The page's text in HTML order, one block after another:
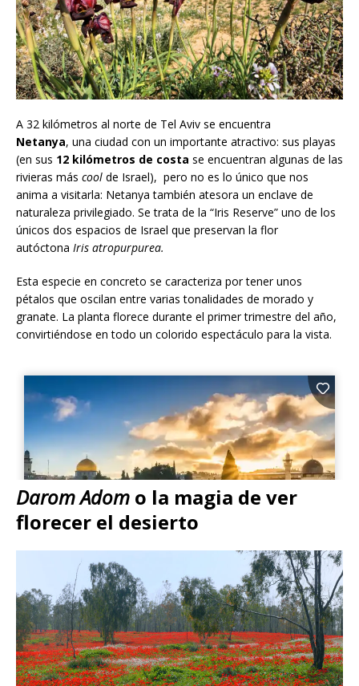
A 32 kilómetros al norte de Tel Aviv se encuentra
Netanya, una ciudad con un importante atractivo: sus playas
(en sus 12 kilómetros de costa se encuentran algunas de las
rivieras más cool de Israel), pero no es lo único que nos
anima a visitarla: Netanya también atesora un enclave de
naturaleza privilegiado. Se trata de la “Iris Reserve” uno de los
únicos dos espacios de Israel que preservan la flor
autóctona Iris atropurpurea.
Esta especie en concreto se caracteriza por tener unos
pétalos que oscilan entre varias tonalidades de morado y
granate. La planta florece durante el primer trimestre del año,
convirtiéndose en todo un colorido espectáculo para la vista.
Darom Adom o la magia de ver
florecer el desierto